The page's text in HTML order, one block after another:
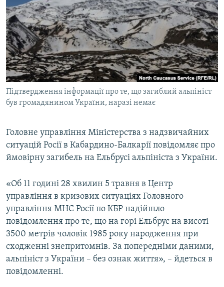
СПЕЦПРОЕКТИ
ДЕПОРТАЦІЯ
ВІДЕОУРОКИ «ELIFBE»
СВІДЧЕННЯ ОКУПАЦІЇ
УКРАЇНСЬКА ПРОБЛЕМА КРИМУ
ІНФОГРАФІКА
ЯК ОБІЙТИ БЛОКУВАННЯ
Русский
Qırımtatar
ДОЛУЧАЙСЯ!
Усі сайти RFE/RL
Підтвердження інформації про те, що загиблий альпініст
був громадянином України, наразі немає
Головне управління Міністерства з надзвичайних
ситуацій Росії в Кабардино-Балкарії повідомляє про
ймовірну загибель на Ельбрусі альпініста з України.
«Об 11 годині 28 хвилин 5 травня в Центр
управління в кризових ситуаціях Головного
управління МНС Росії по КБР надійшло
повідомлення про те, що на горі Ельбрус на висоті
3500 метрів чоловік 1985 року народження при
сходженні знепритомнів. За попередніми даними,
альпініст з України – без ознак життя», – йдеться в
повідомленні.